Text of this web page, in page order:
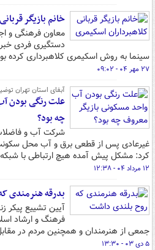
خانم بازیگر
معاون فرهنگی و
دستگیری فردی خبر
سینما به روش اسکیمری کلاهبرداری کرده
۲۷ مهر ۰۴ - ۰۹:۰۲
آبفای استان تهران
علت رنگی بودن
چه بود؟
شرکت آب و
غیرعادی پس از قطعی برق و آب محل سکونت
کرد: مشکل پیش آمده هیچ ارتباطی با
۱۲ مرداد ۰۴ - ۱۲:۳۸
بدرقه هنرمندی
آیین تشییع پیکر
فرهنگ و ارشاد
جمعی از هنرمندان و همچنین مردم در
۵ دی ۰۳ - ۱۳:۳۰